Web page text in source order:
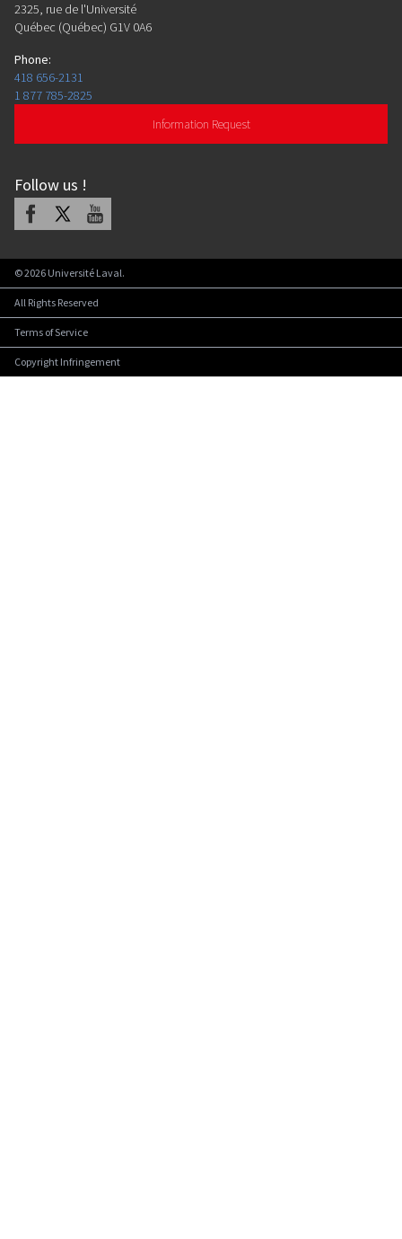
2325, rue de l'Université
Québec (Québec) G1V 0A6
Phone:
418 656-2131
1 877 785-2825
Information Request
Follow us !
Facebook Youtube
©2026 Université Laval.
All Rights Reserved
Terms of Service
Copyright Infringement